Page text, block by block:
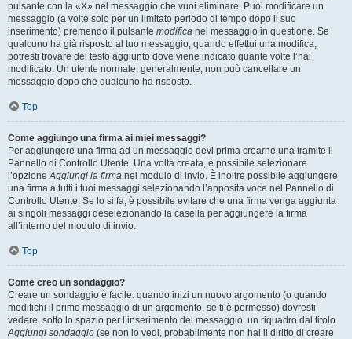
pulsante con la «X» nel messaggio che vuoi eliminare. Puoi modificare un
messaggio (a volte solo per un limitato periodo di tempo dopo il suo
inserimento) premendo il pulsante modifica nel messaggio in questione. Se
qualcuno ha già risposto al tuo messaggio, quando effettui una modifica,
potresti trovare del testo aggiunto dove viene indicato quante volte l’hai
modificato. Un utente normale, generalmente, non può cancellare un
messaggio dopo che qualcuno ha risposto.
Top
Come aggiungo una firma ai miei messaggi?
Per aggiungere una firma ad un messaggio devi prima crearne una tramite il
Pannello di Controllo Utente. Una volta creata, è possibile selezionare
l’opzioneAggiungi la firma nel modulo di invio. È inoltre possibile aggiungere
una firma a tutti i tuoi messaggi selezionando l’apposita voce nel Pannello di
Controllo Utente. Se lo si fa, è possibile evitare che una firma venga aggiunta
ai singoli messaggi deselezionando la casella per aggiungere la firma
all’interno del modulo di invio.
Top
Come creo un sondaggio?
Creare un sondaggio è facile: quando inizi un nuovo argomento (o quando
modifichi il primo messaggio di un argomento, se ti è permesso) dovresti
vedere, sotto lo spazio per l’inserimento del messaggio, un riquadro dal titolo
Aggiungi sondaggio (se non lo vedi, probabilmente non hai il diritto di creare